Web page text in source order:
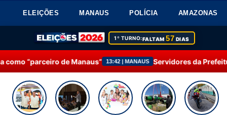
ELEIÇÕES MANAUS POLÍCIA AMAZONAS
1º TURNO:FALTAM57 DIAS
Manaus” 13:42 | MANAUS Servidores da Prefeitura de Manaus